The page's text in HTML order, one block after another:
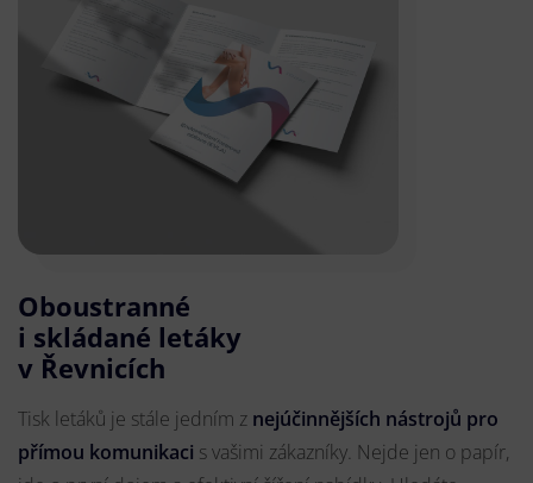
Oboustranné
i skládané letáky
v Řevnicích
Tisk letáků je stále jedním z nejúčinnějších nástrojů pro
přímou komunikaci s vašimi zákazníky. Nejde jen o papír,